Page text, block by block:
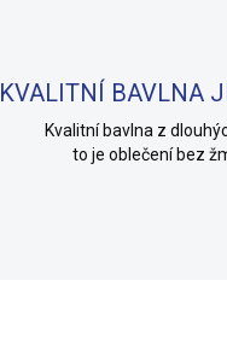
KVALITNÍ BAVLNA
Kvalitní bavlna z
to je oblečení bez